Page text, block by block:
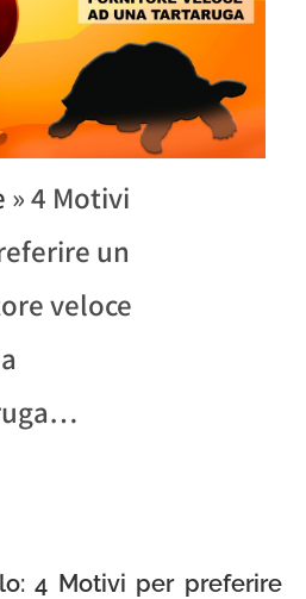
»4 Motivi
un
veloce
: 4 Motivi per preferire